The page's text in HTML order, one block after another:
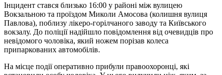
Інцидент стався близько 16:00 у районі між вулицею
Вокзальною та проїздом Миколи Амосова (колишня вулиця
Павлова), поблизу лікеро-горілчаного заводу та Київського
вокзалу. До поліції надійшло повідомлення від очевидців про
невідомого чоловіка, який ножем порізав колеса
припаркованих автомобілів.
На місце події оперативно прибули правоохоронці, які